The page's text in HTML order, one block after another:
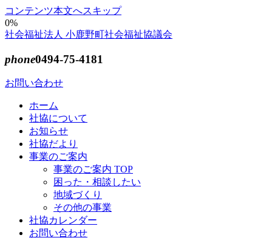
コンテンツ本文へスキップ
0%
社会福祉法人 小鹿野町社会福祉協議会
phone0494-75-4181
お問い合わせ
ホーム
社協について
お知らせ
社協だより
事業のご案内
事業のご案内 TOP
困った・相談したい
地域づくり
その他の事業
社協カレンダー
お問い合わせ